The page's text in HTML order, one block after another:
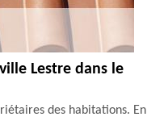
Lestre dans le
des habitations. En